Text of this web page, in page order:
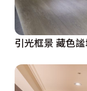
a、僅以最低限
念。
b、理性分析預
築本身的價值
驗降到最低。舉
引光框景 藏色